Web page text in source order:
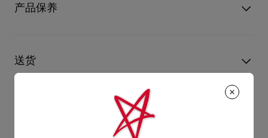
物料
纳帕羊皮
产品保养
革产品需要深层清洁还是保养护理，我们也能为尽应所需，确保
您心仪的设计耐用经年。 请小心护理闪亮皮革产品，以免品质受
送货
经 DHL Express 送货 - 送货时间：3至 4个工作天
部分地区可能需要额外送货时间。
估计送货时间按照加快处理订单计算。